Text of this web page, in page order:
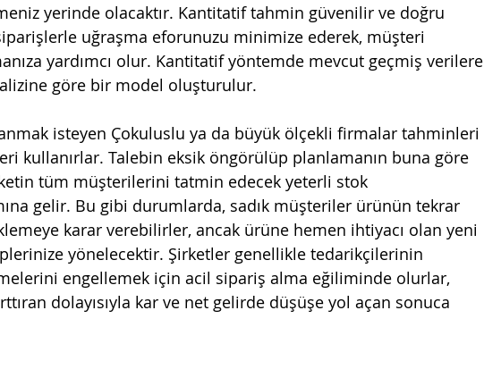
yerinde olacaktır. Kantitatif tahmin güvenilir ve doğru
uğraşma eforunuzu minimize ederek, müşteri
yardımcı olur. Kantitatif yöntemde mevcut geçmiş verilere
göre bir model oluşturulur.
isteyen Çokuluslu ya da büyük ölçekli firmalar tahminleri
kullanırlar. Talebin eksik öngörülüp planlamanın buna göre
tüm müşterilerini tatmin edecek yeterli stok
gelir. Bu gibi durumlarda, sadık müşteriler ürünün tekrar
karar verebilirler, ancak ürüne hemen ihtiyacı olan yeni
yönelecektir. Şirketler genellikle tedarikçilerinin
engellemek için acil sipariş alma eğiliminde olurlar,
dolayısıyla kar ve net gelirde düşüşe yol açan sonuca